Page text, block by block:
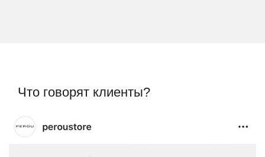
Что говорят клиенты?